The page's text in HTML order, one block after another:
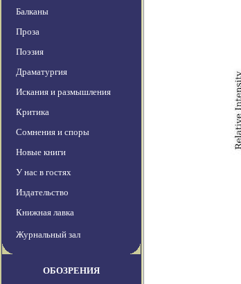
Балканы
Проза
Поэзия
Драматургия
Искания и размышления
Критика
Сомнения и споры
Новые книги
У нас в гостях
Издательство
Книжная лавка
Журнальный зал
ОБОЗРЕНИЯ